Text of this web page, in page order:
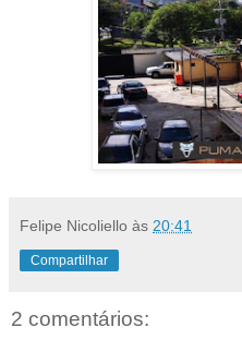
Felipe Nicoliello às 20:41
Compartilhar
2 comentários: